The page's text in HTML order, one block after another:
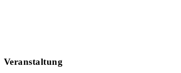
Veranstaltung